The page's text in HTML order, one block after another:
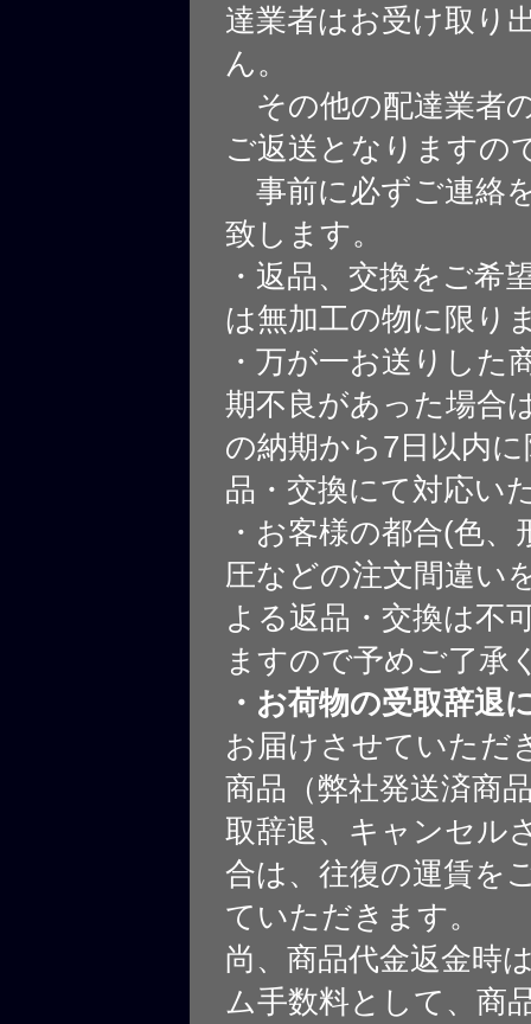
達業者はお受け取り
ん。
その他の配達業者
ご返送となりますの
事前に必ずご連絡
致します。
・返品、交換をご希
は無加工の物に限り
・万が一お送りした
期不良があった場合
の納期から7日以内
品・交換にて対応い
・お客様の都合(色、
圧などの注文間違い
よる返品・交換は不
ますので予めご了承
・お荷物の受取辞退
お届けさせていただ
商品（弊社発送済商
取辞退、キャンセル
合は、往復の運賃を
ていただきます。
尚、商品代金返金時
ム手数料として、商